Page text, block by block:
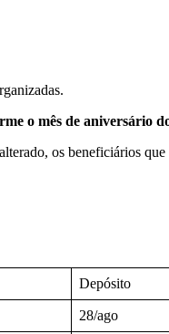
o mês de aniversário
os beneficiários
Depósito
28/ago